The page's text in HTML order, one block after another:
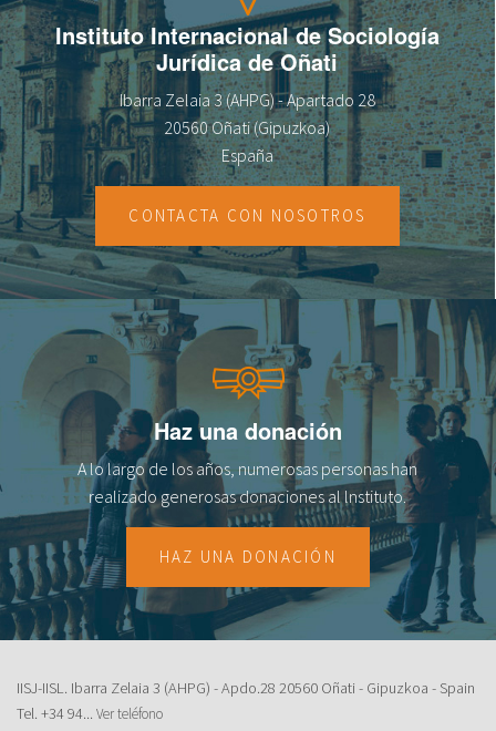
Instituto Internacional de Sociología
Jurídica de Oñati
Ibarra Zelaia 3 (AHPG) - Apartado 28
20560 Oñati (Gipuzkoa)
España
CONTACTA CON NOSOTROS
Haz una donación
A lo largo de los años, numerosas personas han
realizado generosas donaciones al lnstituto.
HAZ UNA DONACIÓN
IISJ-IISL. Ibarra Zelaia 3 (AHPG) - Apdo.28 20560 Oñati - Gipuzkoa - Spain
Tel. +34 94... Ver teléfono